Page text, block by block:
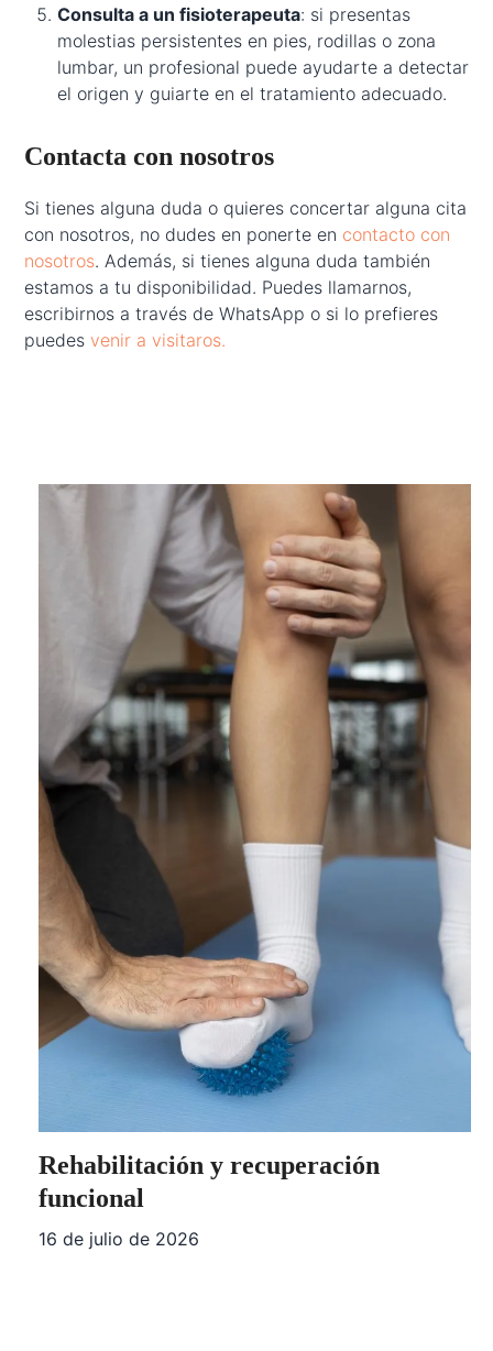
Consulta a un fisioterapeuta: si presentas
molestias persistentes en pies, rodillas o zona
lumbar, un profesional puede ayudarte a detectar
el origen y guiarte en el tratamiento adecuado.
Contacta con nosotros
Si tienes alguna duda o quieres concertar alguna cita
con nosotros, no dudes en ponerte en contacto con
nosotros. Además, si tienes alguna duda también
estamos a tu disponibilidad. Puedes llamarnos,
escribirnos a través de WhatsApp o si lo prefieres
puedesvenir a visitaros.
Rehabilitación y recuperación
funcional
16 de julio de 2026